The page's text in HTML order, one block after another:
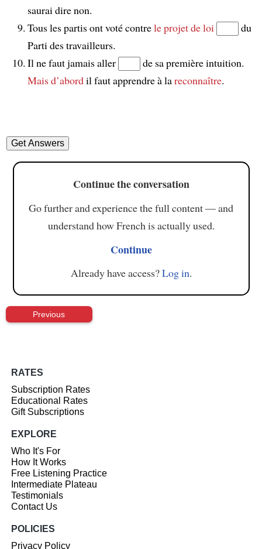
saurai dire non.
Tous les partis ont voté contrele projet de loi
du
Parti des travailleurs.
Il ne faut jamais aller
de sa première intuition.
Mais d’abordil faut apprendre à lareconnaître.
Continue the conversation
Go further and experience the full content — and
understand how French is actually used.
Continue
Already have access?Log in.
Previous
RATES
Subscription Rates
Educational Rates
Gift Subscriptions
EXPLORE
Who It's For
How It Works
Free Listening Practice
Intermediate Plateau
Testimonials
Contact Us
POLICIES
Privacy Policy